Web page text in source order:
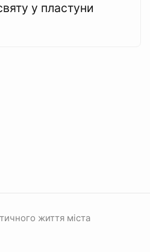
у пластуни
життя міста